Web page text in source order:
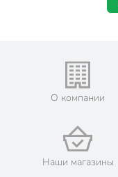
О компании
Наши магазины